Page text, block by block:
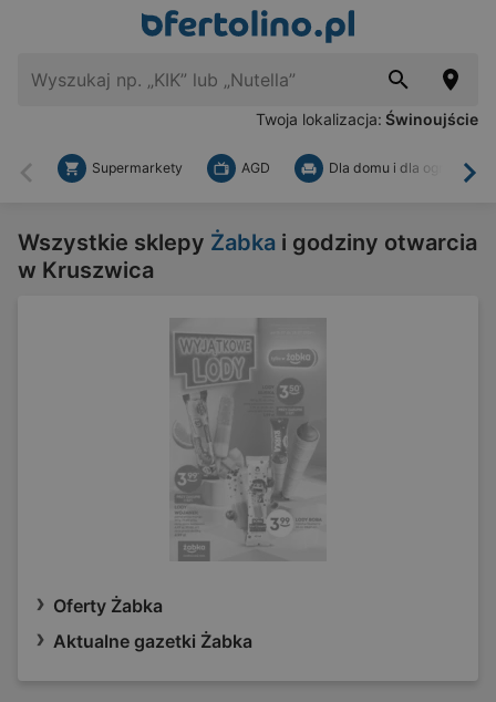
Twoja lokalizacja: Świnoujście
Wstecz
Supermarkety AGD Dla domu i dla ogrodu
Wszystkie sklepy Żabka i godziny otwarcia
w Kruszwica
Oferty Żabka
Aktualne gazetki Żabka